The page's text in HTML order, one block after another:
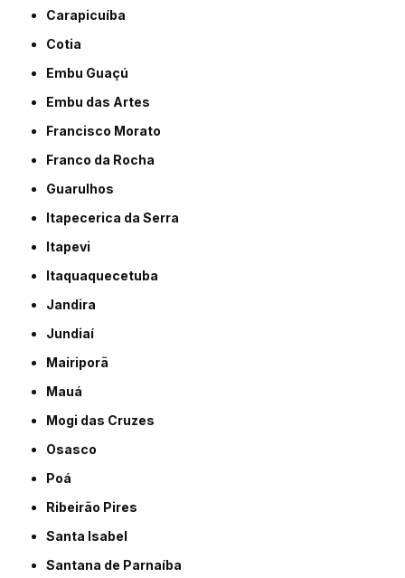
Carapicuíba
Cotia
Embu Guaçú
Embu das Artes
Francisco Morato
Franco da Rocha
Guarulhos
Itapecerica da Serra
Itapevi
Itaquaquecetuba
Jandira
Jundiaí
Mairiporã
Mauá
Mogi das Cruzes
Osasco
Poá
Ribeirão Pires
Santa Isabel
Santana de Parnaíba